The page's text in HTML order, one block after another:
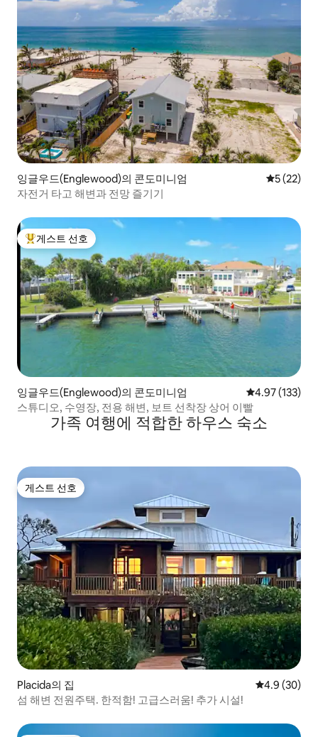
잉글우드(Englewood)의 콘도미니엄 평점 5점
5 (22)
자전거 타고 해변과 전망 즐기기
상위 게스트 선호
게스트 선호
잉글우드(Englewood)의 콘도미니엄 평점 4.97점(5
4.97 (133)
스튜디오, 수영장, 전용 해변, 보트 선착장 상어 이빨
가족 여행에 적합한 하우스 숙소
게스트 선호
게스트 선호
Placida의 집 평점 4.9점(5
4.9 (30)
섬 해변 전원주택. 한적함! 고급스러움! 추가 시설!